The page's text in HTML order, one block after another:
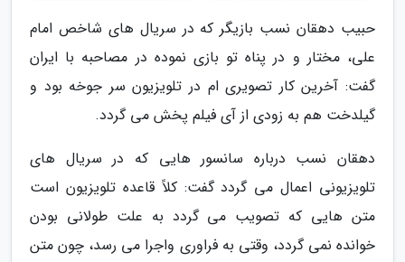
حبیب دهقان نسب بازیگر که در سریال های شاخص امام
علی، مختار و در پناه تو بازی نموده در مصاحبه با ایران
گفت: آخرین کار تصویری ام در تلویزیون سر جوخه بود و
گیلدخت هم به زودی از آی فیلم پخش می گردد.
دهقان نسب درباره سانسور هایی که در سریال های
تلویزیونی اعمال می گردد گفت: کلاً قاعده تلویزیون است
متن هایی که تصویب می گردد به علت طولانی بودن
خوانده نمی گردد، وقتی به فراوری واجرا می رسد، چون متن